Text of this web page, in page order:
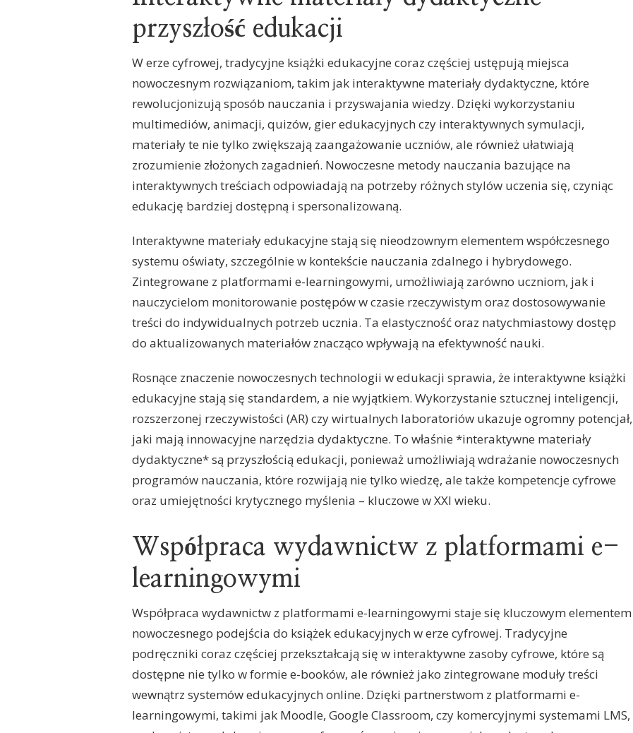
przyszłość edukacji
W erze cyfrowej, tradycyjne książki edukacyjne coraz częściej ustępują miejsca
nowoczesnym rozwiązaniom, takim jak interaktywne materiały dydaktyczne, które
rewolucjonizują sposób nauczania i przyswajania wiedzy. Dzięki wykorzystaniu
multimediów, animacji, quizów, gier edukacyjnych czy interaktywnych symulacji,
materiały te nie tylko zwiększają zaangażowanie uczniów, ale również ułatwiają
zrozumienie złożonych zagadnień. Nowoczesne metody nauczania bazujące na
interaktywnych treściach odpowiadają na potrzeby różnych stylów uczenia się, czyniąc
edukację bardziej dostępną i spersonalizowaną.
Interaktywne materiały edukacyjne stają się nieodzownym elementem współczesnego
systemu oświaty, szczególnie w kontekście nauczania zdalnego i hybrydowego.
Zintegrowane z platformami e-learningowymi, umożliwiają zarówno uczniom, jak i
nauczycielom monitorowanie postępów w czasie rzeczywistym oraz dostosowywanie
treści do indywidualnych potrzeb ucznia. Ta elastyczność oraz natychmiastowy dostęp
do aktualizowanych materiałów znacząco wpływają na efektywność nauki.
Rosnące znaczenie nowoczesnych technologii w edukacji sprawia, że interaktywne książki
edukacyjne stają się standardem, a nie wyjątkiem. Wykorzystanie sztucznej inteligencji,
rozszerzonej rzeczywistości (AR) czy wirtualnych laboratoriów ukazuje ogromny potencjał,
jaki mają innowacyjne narzędzia dydaktyczne. To właśnie *interaktywne materiały
dydaktyczne* są przyszłością edukacji, ponieważ umożliwiają wdrażanie nowoczesnych
programów nauczania, które rozwijają nie tylko wiedzę, ale także kompetencje cyfrowe
oraz umiejętności krytycznego myślenia – kluczowe w XXI wieku.
Współpraca wydawnictw z platformami e-
learningowymi
Współpraca wydawnictw z platformami e-learningowymi staje się kluczowym elementem
nowoczesnego podejścia do książek edukacyjnych w erze cyfrowej. Tradycyjne
podręczniki coraz częściej przekształcają się w interaktywne zasoby cyfrowe, które są
dostępne nie tylko w formie e-booków, ale również jako zintegrowane moduły treści
wewnątrz systemów edukacyjnych online. Dzięki partnerstwom z platformami e-
learningowymi, takimi jak Moodle, Google Classroom, czy komercyjnymi systemami LMS,